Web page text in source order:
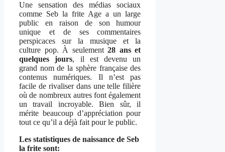
Une sensation des médias sociaux
comme Seb la frite Age a un large
public en raison de son humour
unique et de ses commentaires
perspicaces sur la musique et la
culture pop. À seulement28 ans et
quelques jours, il est devenu un
grand nom de la sphère française des
contenus numériques. Il n’est pas
facile de rivaliser dans une telle filière
où de nombreux autres font également
un travail incroyable. Bien sûr, il
mérite beaucoup d’appréciation pour
tout ce qu’il a déjà fait pour le public.
Les statistiques de naissance de Seb
la frite sont: